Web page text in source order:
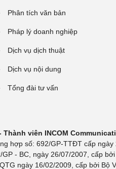
Phân tích văn bản
Pháp lý doanh nghiệp
Dịch vụ dịch thuật
Dịch vụ nội dung
Tổng đài tư vấn
viên INCOM
hợp số: 692/GP-TTĐT cấp ngày
- BC, ngày 26/07/2007, cấp
ngày 16/02/2009, cấp bởi Bộ